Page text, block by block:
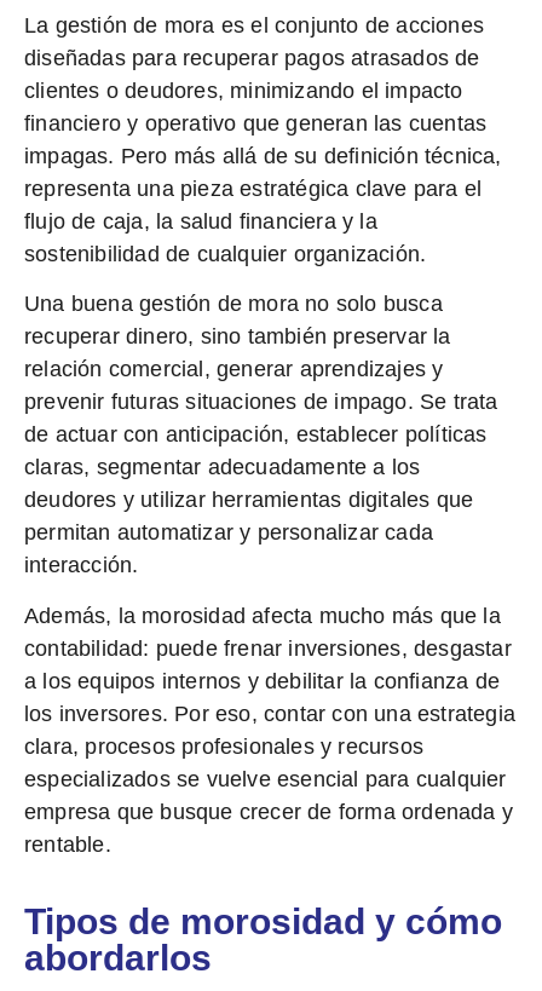
La gestión de mora es el conjunto de acciones
diseñadas para recuperar pagos atrasados de
clientes o deudores, minimizando el impacto
financiero y operativo que generan las cuentas
impagas. Pero más allá de su definición técnica,
representa unapieza estratégica clave para el
flujo de caja, la salud financiera y la
sostenibilidad de cualquier organización.
Una buena gestión de mora no solo busca
recuperar dinero, sino también preservar la
relación comercial , generar aprendizajes y
prevenir futuras situaciones de impago. Se trata
de actuar con anticipación, establecer políticas
claras, segmentar adecuadamente a los
deudores y utilizar herramientas digitales que
permitan automatizar y personalizar cada
interacción.
Además, la morosidad afecta mucho más que la
contabilidad: puede frenar inversiones, desgastar
a los equipos internos y debilitar la confianza de
los inversores. Por eso, contar con una estrategia
clara, procesos profesionales y recursos
especializados se vuelve esencial para cualquier
empresa que busque crecer de forma ordenada y
rentable.
Tipos de morosidad y cómo
abordarlos